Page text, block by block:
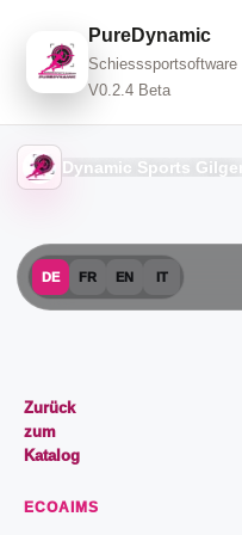
PureDynamic
Schiesssportsoftware
V0.2.4 Beta
Dynamic Sports Gilgen
DE FR EN IT
Zurück
zum
Katalog
ECOAIMS